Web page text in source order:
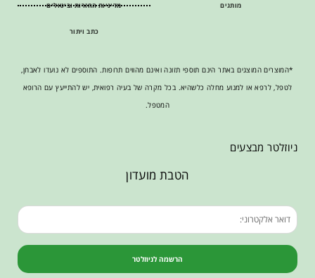
מותגים מדיניות החזרות וביטולים
כתב ויתור
*המוצרים המוצגים באתר הינם תוספי תזונה ואינם מהווים תרופות. התוספים לא נועדו לאבחן,
לטפל, לרפא או למנוע מחלה כלשהיא. בכל מקרה של בעיה רפואית, יש להתייעץ עם הרופא
המטפל.
ניוזלטר מבצעים
הטבת מועדון
הרשמה לניוזלטר